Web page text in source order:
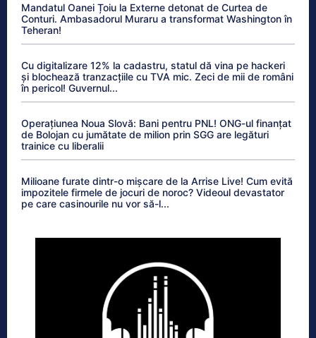
Mandatul Oanei Țoiu la Externe detonat de Curtea de
Conturi. Ambasadorul Muraru a transformat Washington în
Teheran!
Cu digitalizare 12% la cadastru, statul dă vina pe hackeri
și blochează tranzacțiile cu TVA mic. Zeci de mii de români
în pericol! Guvernul...
Operațiunea Noua Slovă: Bani pentru PNL! ONG-ul finanțat
de Bolojan cu jumătate de milion prin SGG are legături
trainice cu liberalii
Milioane furate dintr-o mișcare de la Arrise Live! Cum evită
impozitele firmele de jocuri de noroc? Videoul devastator
pe care casinourile nu vor să-l...